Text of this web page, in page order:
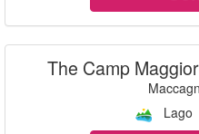
The Camp
Lago